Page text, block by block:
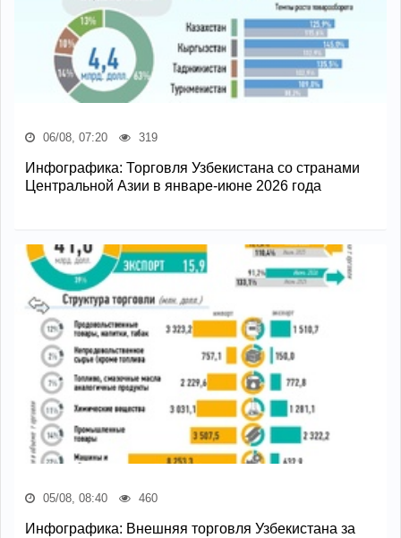
06/08, 07:20 319
Инфографика: Торговля Узбекистана со странами
Центральной Азии в январе-июне 2026 года
05/08, 08:40 460
Инфографика: Внешняя торговля Узбекистана за